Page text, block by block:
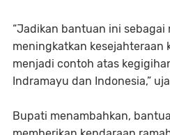
“Jadikan bantuan ini sebagai
meningkatkan kesejahteraan
menjadi contoh atas
Indramayu dan Indonesia,”
Bupati menambahkan,